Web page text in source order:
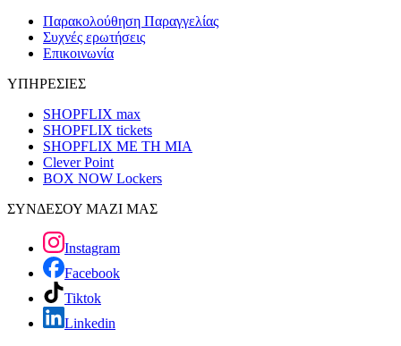
Παρακολούθηση Παραγγελίας
Συχνές ερωτήσεις
Επικοινωνία
ΥΠΗΡΕΣΙΕΣ
SHOPFLIX max
SHOPFLIX tickets
SHOPFLIX ΜΕ ΤΗ ΜΙΑ
Clever Point
BOX NOW Lockers
ΣΥΝΔΕΣΟΥ ΜΑΖΙ ΜΑΣ
Instagram
Facebook
Tiktok
Linkedin